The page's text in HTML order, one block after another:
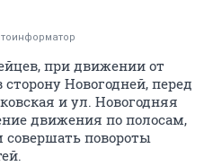
при движении от
Новогодней, перед
и ул. Новогодняя
движения по полосам,
совершать повороты